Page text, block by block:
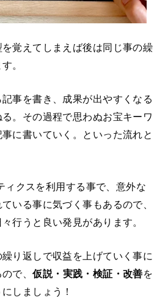
覚えてしまえば後は同じ事の繰
。
事を書き、成果が出やすくなる
。その過程で思わぬお宝キーワ
に書いていく。といった流れと
ィクスを利用する事で、意外な
いる事に気づく事もあるので、
行うと良い発見があります。
り返しで収益を上げていく事に
ので、仮説・実践・検証・改善を
しましょう！